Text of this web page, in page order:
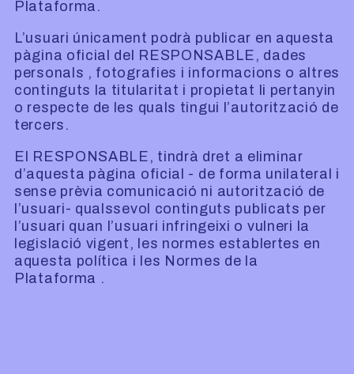
Plataforma.
L’usuari únicament podrà publicar en aquesta
pàgina oficial del RESPONSABLE, dades
personals , fotografies i informacions o altres
continguts la titularitat i propietat li pertanyin
o respecte de les quals tingui l’autorització de
tercers.
El RESPONSABLE, tindrà dret a eliminar
d’aquesta pàgina oficial - de forma unilateral i
sense prèvia comunicació ni autorització de
l’usuari- qualssevol continguts publicats per
l’usuari quan l’usuari infringeixi o vulneri la
legislació vigent, les normes establertes en
aquesta política i les Normes de la
Plataforma .